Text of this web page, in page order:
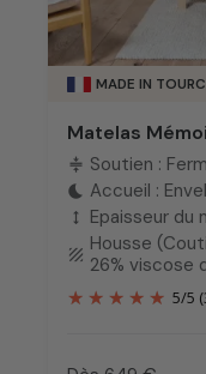
MADE IN
Matelas
compress Soutien :
bedtime Accueil :
height Epaisseur du
texture Housse
26% viscose
5/5